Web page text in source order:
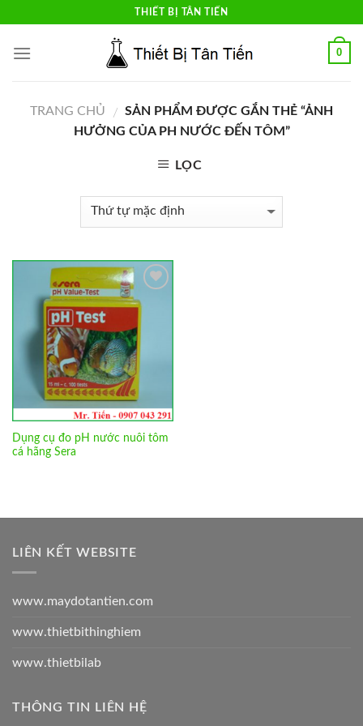
content
THIẾT BỊ TÂN TIẾN
0
TRANG CHỦ / SẢN PHẨM ĐƯỢC GẮN THẺ “ẢNH
HƯỞNG CỦA PH NƯỚC ĐẾN TÔM”
LỌC
Add to
Dụng cụ đo pH nước nuôi tôm
cá hãng Sera
LIÊN KẾT WEBSITE
www.maydotantien.com
www.thietbithinghiem
www.thietbilab
THÔNG TIN LIÊN HỆ